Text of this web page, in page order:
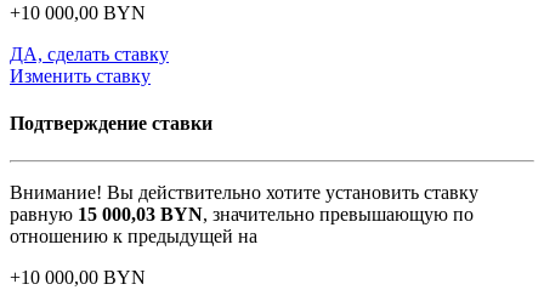
+10 000,00 BYN
ДА, сделать ставку
Изменить ставку
Подтверждение ставки
Внимание! Вы действительно хотите установить ставку
равную 15 000,03 BYN, значительно превышающую по
отношению к предыдущей на
+10 000,00 BYN